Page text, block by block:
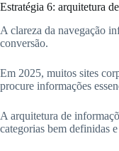
Estratégia 6: arquitetura
A clareza da navegação
conversão.
Em 2025, muitos sites
procure informações
A arquitetura de
categorias bem definidas